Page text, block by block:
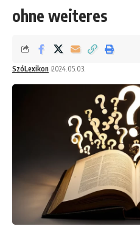
ohne weiteres
SzóLexikon 2024.05.03.